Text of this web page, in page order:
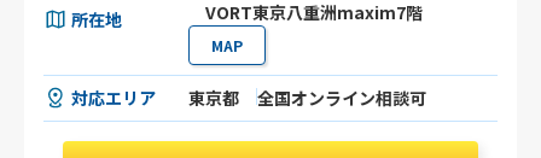
所在地 VORT東京八重洲maxim7階
MAP
対応エリア 東京都 全国オンライン相談可